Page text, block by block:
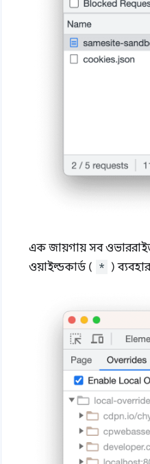
এক জায়গায় সব
ওয়াইল্ডকার্ড ( * )